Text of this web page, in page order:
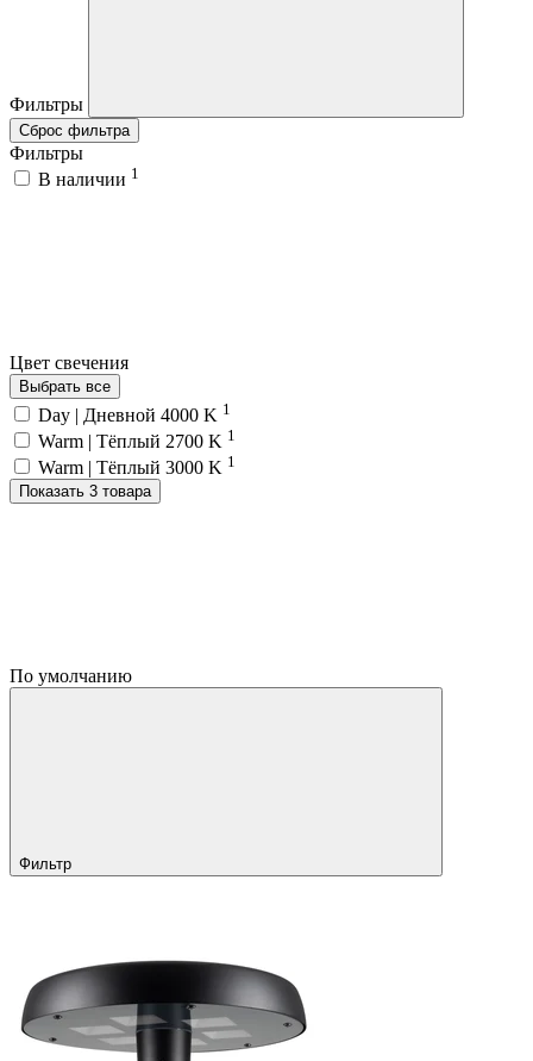
Фильтры
Сброс фильтра
Фильтры
В наличии 1
Цвет свечения
Выбрать все
Day | Дневной 4000 K 1
Warm | Тёплый 2700 K 1
Warm | Тёплый 3000 K 1
Показать 3 товара
По умолчанию
Фильтр